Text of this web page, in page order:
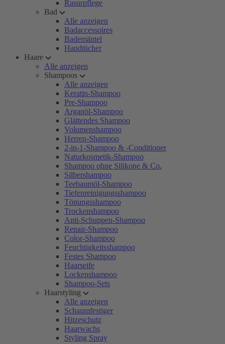
Rasurpflege
Bad
Alle anzeigen
Badaccessoires
Bademäntel
Handtücher
Haare
Alle anzeigen
Shampoos
Alle anzeigen
Keratin-Shampoo
Pre-Shampoo
Arganöl-Shampoo
Glättendes Shampoo
Volumenshampoo
Herren-Shampoo
2-in-1-Shampoo & -Conditioner
Naturkosmetik-Shampoo
Shampoo ohne Silikone & Co.
Silbershampoo
Teebaumöl-Shampoo
Tiefenreinigungsshampoo
Tönungsshampoo
Trockenshampoo
Anti-Schuppen-Shampoo
Repair-Shampoo
Color-Shampoo
Feuchtigkeitsshampoo
Festes Shampoo
Haarseife
Lockenshampoo
Shampoo-Sets
Haarstyling
Alle anzeigen
Schaumfestiger
Hitzeschutz
Haarwachs
Styling Spray